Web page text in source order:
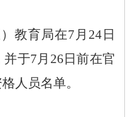
教育局在7月24日
于7月26日前在官
人员名单。